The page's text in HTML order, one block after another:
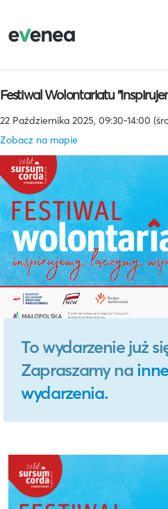
Festiwal Wolontariatu
22 Października 2025, 09:30-14:00
Zobacz na mapie
To wydarzenie już
Zapraszamy na
wydarzenia.